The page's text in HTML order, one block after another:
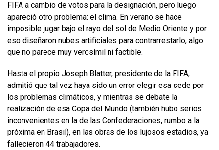
FIFA a cambio de votos para la designación, pero luego
apareció otro problema: el clima. En verano se hace
imposible jugar bajo el rayo del sol de Medio Oriente y por
eso diseñaron nubes artificiales para contrarrestarlo, algo
que no parece muy verosímil ni factible.
Hasta el propio Joseph Blatter, presidente de la FIFA,
admitió que tal vez haya sido un error elegir esa sede por
los problemas climáticos, y mientras se debate la
realización de esa Copa del Mundo (también hubo serios
inconvenientes en la de las Confederaciones, rumbo a la
próxima en Brasil), en las obras de los lujosos estadios, ya
fallecieron 44 trabajadores.